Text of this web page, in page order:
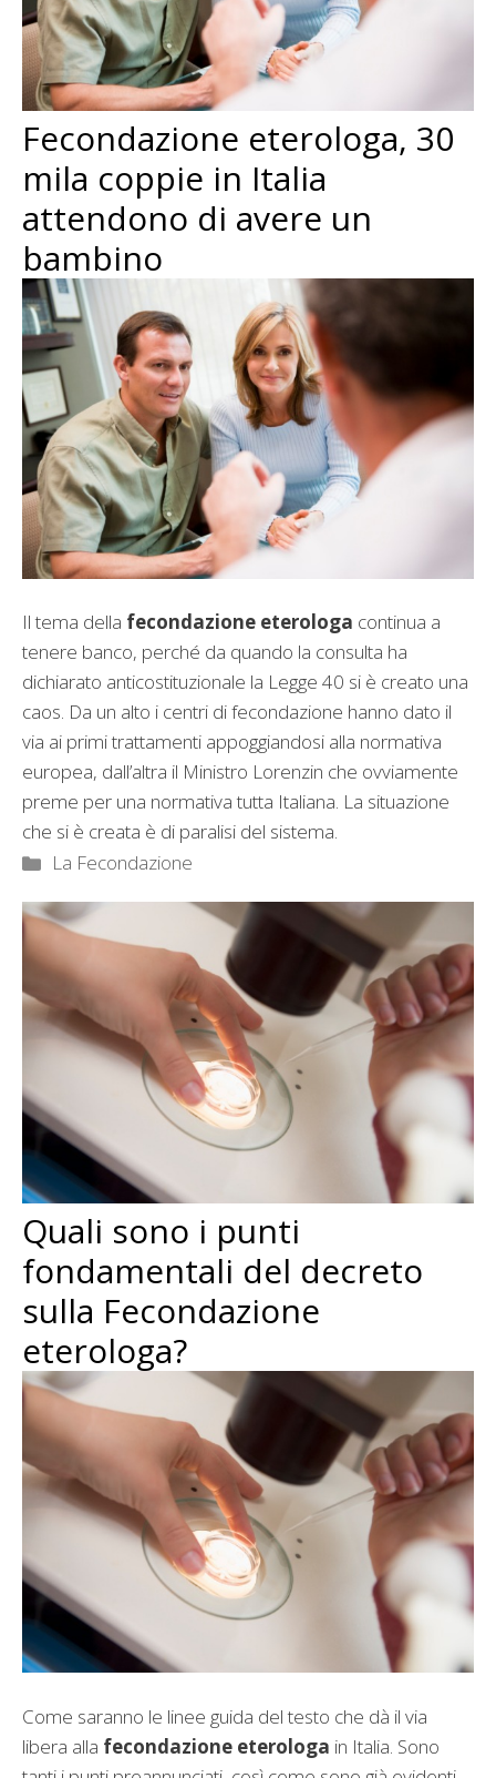
Fecondazione eterologa, 30
mila coppie in Italia
attendono di avere un
bambino
Il tema della fecondazione eterologa continua a
tenere banco, perché da quando la consulta ha
dichiarato anticostituzionale la Legge 40 si è creato una
caos. Da un alto i centri di fecondazione hanno dato il
via ai primi trattamenti appoggiandosi alla normativa
europea, dall’altra il Ministro Lorenzin che ovviamente
preme per una normativa tutta Italiana. La situazione
che si è creata è di paralisi del sistema.
Categorie
La Fecondazione
Quali sono i punti
fondamentali del decreto
sulla Fecondazione
eterologa?
Come saranno le linee guida del testo che dà il via
libera alla fecondazione eterologa in Italia. Sono